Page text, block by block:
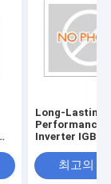
Long-Lasting
Performance
Inverter IGBT
Voltage and
Hole
최고의